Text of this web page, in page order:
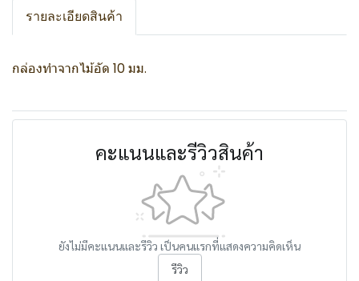
รายละเอียดสินค้า
กล่องทำจากไม้อัด 10 มม.
คะแนนและรีวิวสินค้า
ยังไม่มีคะแนนและรีวิว เป็นคนแรกที่แสดงความคิดเห็น
รีวิว